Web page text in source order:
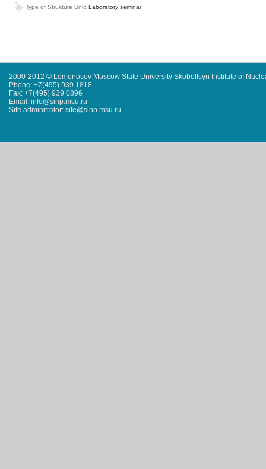
Type of Strukture Unit: Laboratory seminar
2000-2012 © Lomonosov Moscow State University Skobeltsyn Institute of
Phone: +7(495) 939 1818
Fax: +7(495) 939 0896
Email: info@sinp.msu.ru
Site adminitrator: site@sinp.msu.ru